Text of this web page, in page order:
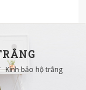
Kính bảo hộ trắng